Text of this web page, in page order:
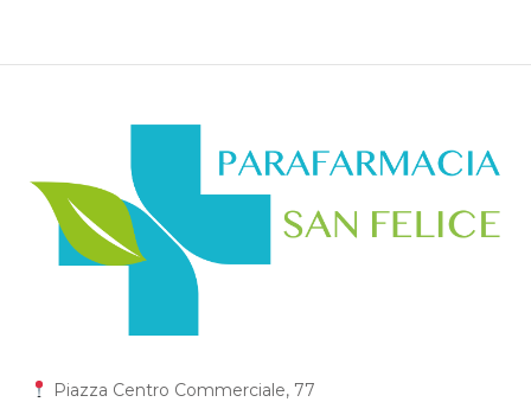
Piazza Centro Commerciale, 77